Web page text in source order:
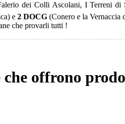
dei Colli Ascolani, I Terreni di
e 2 DOCG (Conero e la Vernaccia
che provarli tutti !
offrono